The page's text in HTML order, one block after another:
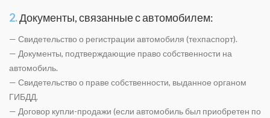
2.Документы, связанные с автомобилем:
— Свидетельство о регистрации автомобиля (техпаспорт).
— Документы, подтверждающие право собственности на
автомобиль.
— Свидетельство о праве собственности, выданное органом
ГИБДД.
— Договор купли-продажи (если автомобиль был приобретен по